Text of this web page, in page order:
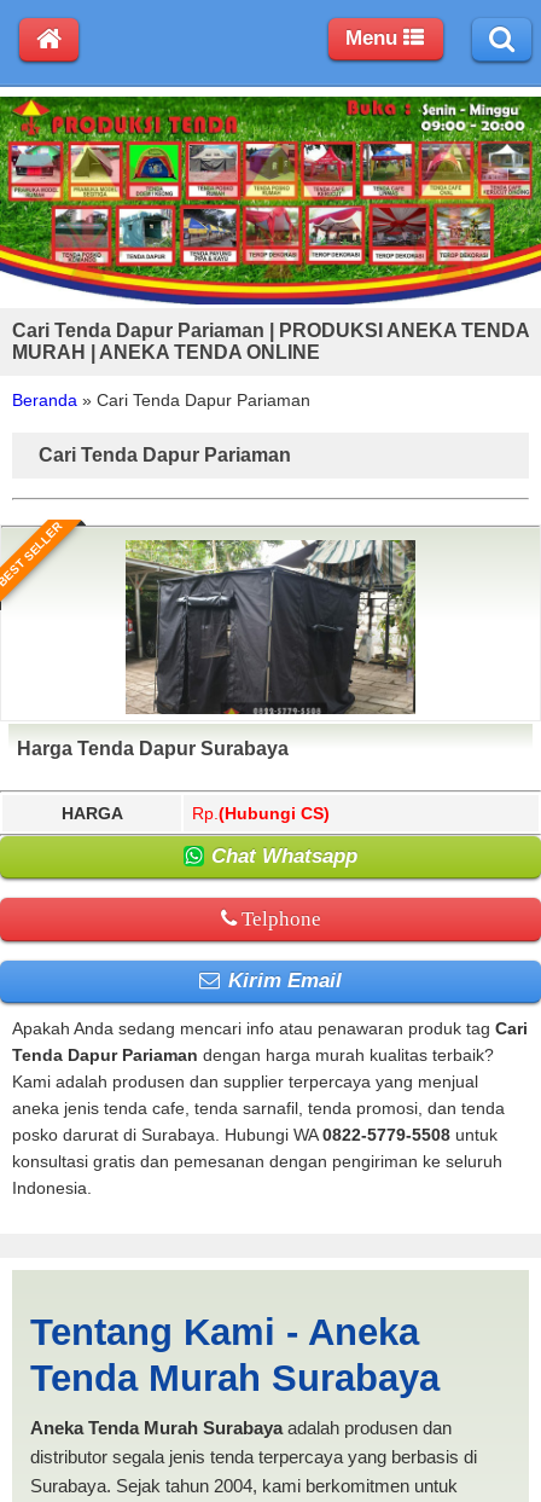
Cari Tenda Dapur Pariaman | PRODUKSI ANEKA TENDA
MURAH | ANEKA TENDA ONLINE
Beranda » Cari Tenda Dapur Pariaman
Cari Tenda Dapur Pariaman
SELLER
Harga Tenda Dapur Surabaya
HARGA Rp. (Hubungi CS)
Chat Whatsapp
Telphone
Kirim Email
Apakah Anda sedang mencari info atau penawaran produk tag Cari
Tenda Dapur Pariaman dengan harga murah kualitas terbaik?
Kami adalah produsen dan supplier terpercaya yang menjual
aneka jenis tenda cafe, tenda sarnafil, tenda promosi, dan tenda
posko darurat di Surabaya. Hubungi WA0822-5779-5508 untuk
konsultasi gratis dan pemesanan dengan pengiriman ke seluruh
Indonesia.
PRODUKSI ANEKA TENDA
MURAH
Tentang Kami - Aneka
Tenda Murah Surabaya
Aneka Tenda Murah Surabayaadalah produsen dan
distributor segala jenis tenda terpercaya yang berbasis di
Surabaya. Sejak tahun 2004, kami berkomitmen untuk
Menu